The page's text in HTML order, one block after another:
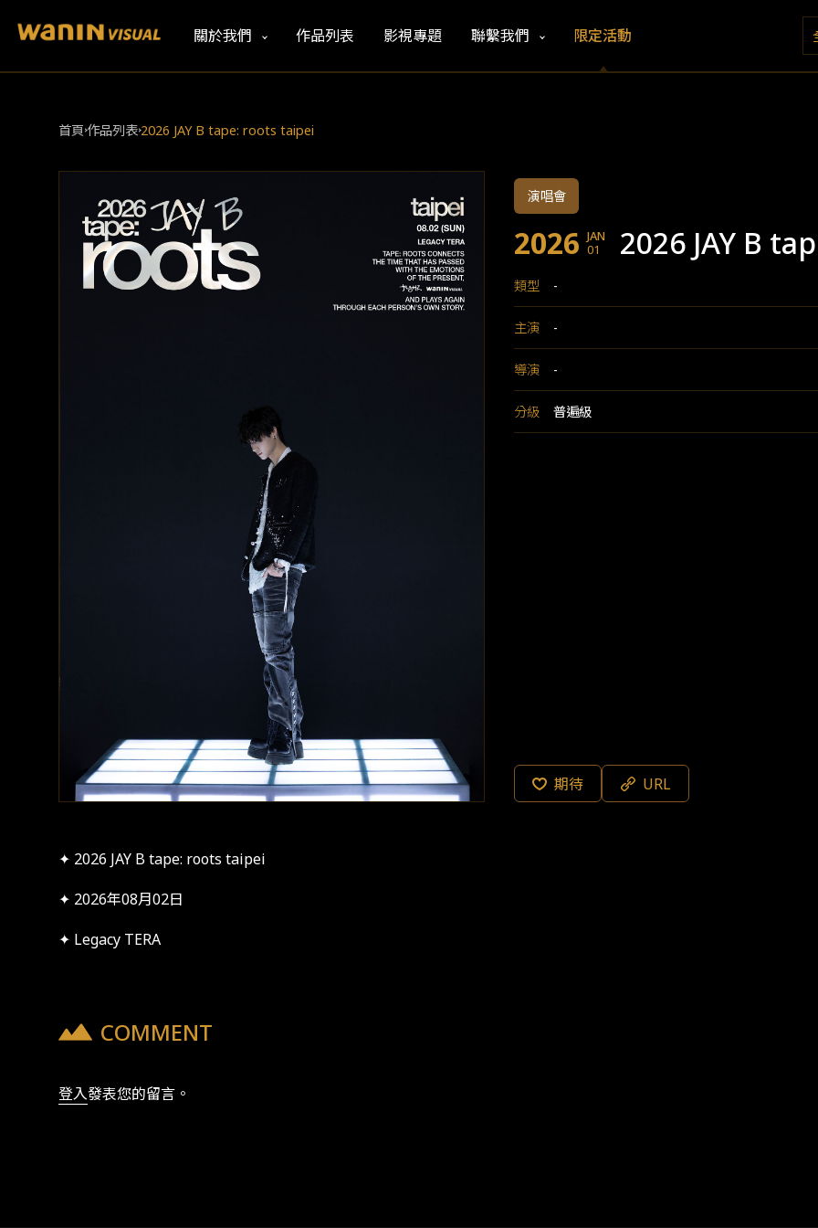
關於我們 作品列表 影視專題 聯繫我們 限定活動
首頁 作品列表2026 JAY B tape: roots taipei
演唱會
2026 JAN
01
2026 JAY B
類型 -
主演 -
導演 -
分級 普遍級
期待 URL
✦ 2026 JAY B tape: roots taipei
✦ 2026年08月02日
✦ Legacy TERA
COMMENT
登入發表您的留言。